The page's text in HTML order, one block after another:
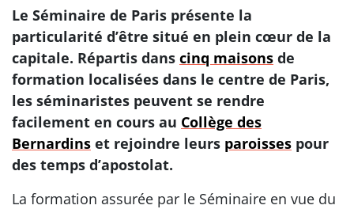
Le Séminaire de Paris présente la
particularité d’être situé en plein cœur de la
capitale. Répartis dans cinq maisons de
formation localisées dans le centre de Paris,
les séminaristes peuvent se rendre
facilement en cours au Collège des
Bernardins et rejoindre leurs paroisses pour
des temps d’apostolat.
La formation assurée par le Séminaire en vue du